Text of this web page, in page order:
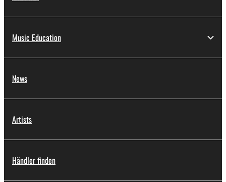
Music Education
News
Artists
Händler finden